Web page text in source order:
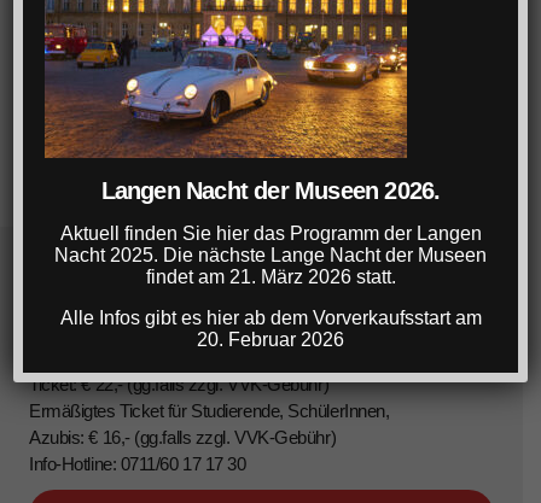
Ticket: € 22,- (gg.falls zzgl. VVK-Gebühr)
Ermäßigtes Ticket für Studierende, SchülerInnen,
Azubis: € 16,- (gg.falls zzgl. VVK-Gebühr)
Info-Hotline: 0711/60 17 17 30
Langen Nacht der Museen 2026.
Aktuell finden Sie hier das Programm der Langen
Nacht 2025. Die nächste Lange Nacht der Museen
findet am 21. März 2026 statt.
Alle Infos gibt es hier ab dem Vorverkaufsstart am
20. Februar 2026